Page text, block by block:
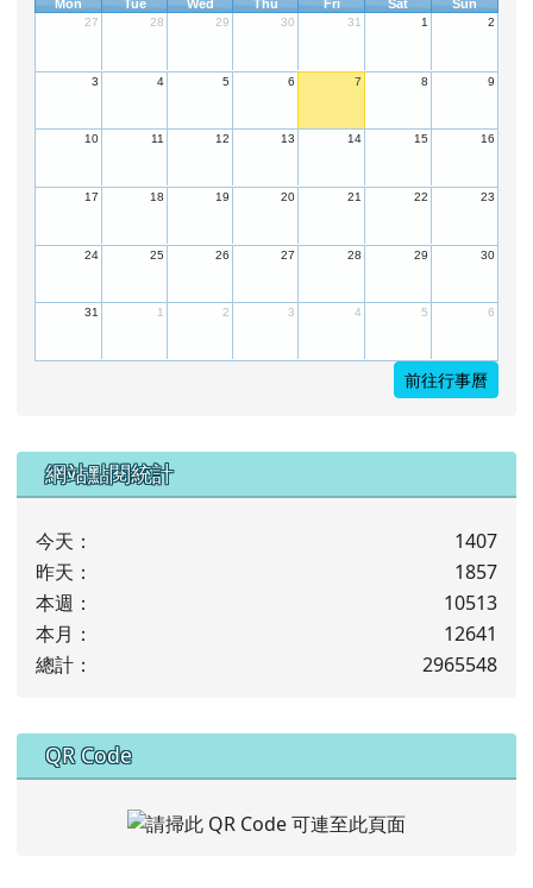
Mon Tue Wed Thu Fri Sat Sun
27 28 29 30 31 1 2
3 4 5 6 7 8 9
10 11 12 13 14 15 16
17 18 19 20 21 22 23
24 25 26 27 28 29 30
31 1 2 3 4 5 6
前往行事曆
下中左區域內容
網站點閱統計
今天：
1407
昨天：
1857
本週：
10513
本月：
12641
總計：
2965548
下中右區域內容
QR Code